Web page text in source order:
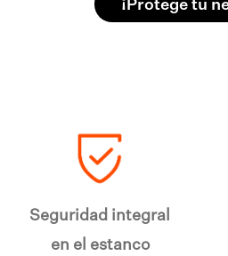
¡Protege tu
Seguridad integral
en el estanco